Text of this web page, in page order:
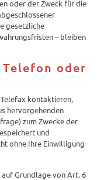
oder der Zweck für die
gesetzliche
– bleiben
oder
kontaktieren,
hervorgehenden
zum Zwecke der
und
ohne Ihre Einwilligung
Grundlage von Art. 6